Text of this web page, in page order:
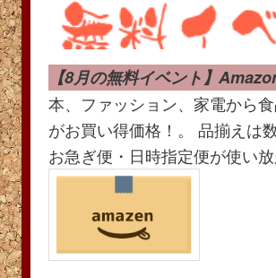
【8月の無料イベント】
本、ファッション、家電から
がお買い得価格！。 品揃えは
お急ぎ便・日時指定便が使い